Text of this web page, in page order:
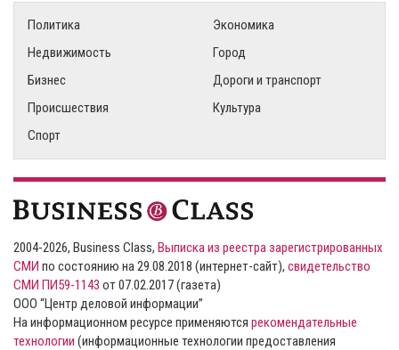
Политика
Экономика
Недвижимость
Город
Бизнес
Дороги и транспорт
Происшествия
Культура
Спорт
2004-2026, Business Class, Выписка из реестра зарегистрированных
СМИ по состоянию на 29.08.2018 (интернет-сайт), свидетельство
СМИ ПИ59-1143 от 07.02.2017 (газета)
ООО “Центр деловой информации”
На информационном ресурсе применяются рекомендательные
технологии (информационные технологии предоставления